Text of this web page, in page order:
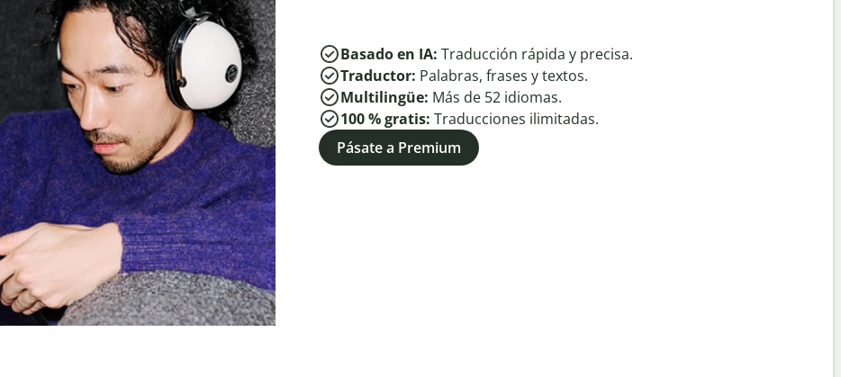
Basado en IA: Traducción rápida y precisa.
Traductor: Palabras, frases y textos.
Multilingüe: Más de 52 idiomas.
100 % gratis: Traducciones ilimitadas.
Pásate a Premium